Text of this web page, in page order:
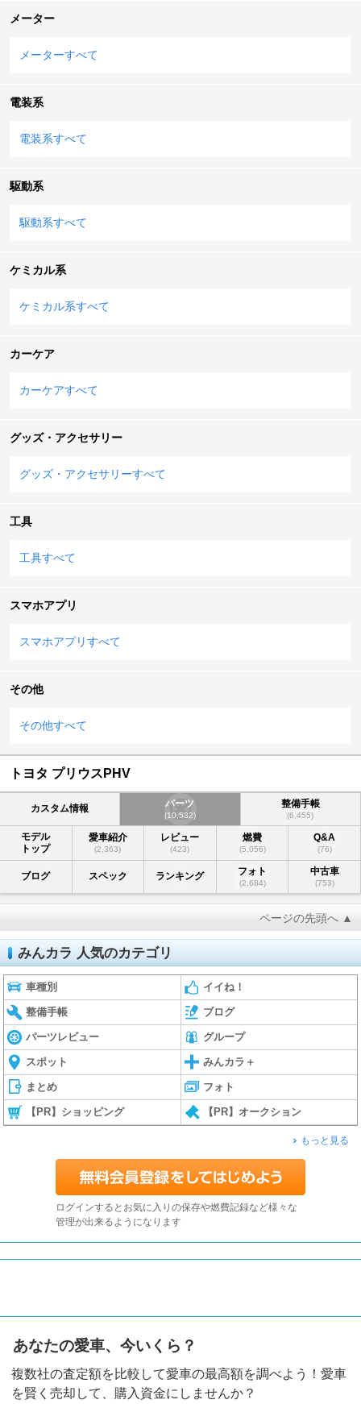
メーター
メーターすべて
電装系
電装系すべて
駆動系
駆動系すべて
ケミカル系
ケミカル系すべて
カーケア
カーケアすべて
グッズ・アクセサリー
グッズ・アクセサリーすべて
工具
工具すべて
スマホアプリ
スマホアプリすべて
その他
その他すべて
トヨタ プリウスPHV
カスタム情報 パーツ
(10,532)
整備手帳
(6,455)
モデル
トップ
愛車紹介
(2,363)
レビュー
(423)
燃費
(5,056)
Q&A
(76)
ブログ スペック ランキング フォト
(2,684)
中古車
(753)
ページの先頭へ ▲
みんカラ 人気のカテゴリ
車種別 イイね！
整備手帳 ブログ
パーツレビュー グループ
スポット みんカラ＋
まとめ フォト
【PR】ショッピング 【PR】オークション
もっと見る
ログインするとお気に入りの保存や燃費記録など様々な
管理が出来るようになります
あなたの愛車、今いくら？
複数社の査定額を比較して愛車の最高額を調べよう！愛車
を賢く売却して、購入資金にしませんか？